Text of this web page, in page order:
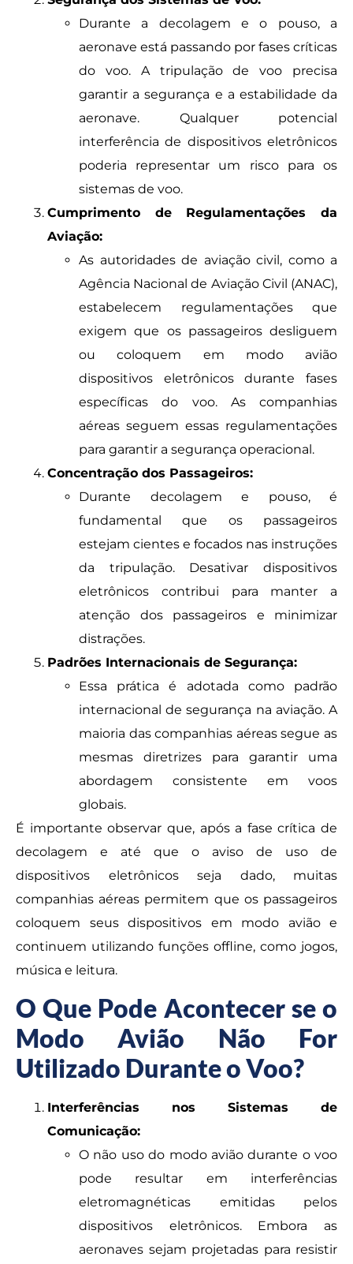
Durante a decolagem e o pouso, a
aeronave está passando por fases críticas
do voo. A tripulação de voo precisa
garantir a segurança e a estabilidade da
aeronave. Qualquer potencial
interferência de dispositivos eletrônicos
poderia representar um risco para os
sistemas de voo.
Cumprimento de Regulamentações da
Aviação:
As autoridades de aviação civil, como a
Agência Nacional de Aviação Civil (ANAC),
estabelecem regulamentações que
exigem que os passageiros desliguem
ou coloquem em modo avião
dispositivos eletrônicos durante fases
específicas do voo. As companhias
aéreas seguem essas regulamentações
para garantir a segurança operacional.
Concentração dos Passageiros:
Durante decolagem e pouso, é
fundamental que os passageiros
estejam cientes e focados nas instruções
da tripulação. Desativar dispositivos
eletrônicos contribui para manter a
atenção dos passageiros e minimizar
distrações.
Padrões Internacionais de Segurança:
Essa prática é adotada como padrão
internacional de segurança na aviação. A
maioria das companhias aéreas segue as
mesmas diretrizes para garantir uma
abordagem consistente em voos
globais.
É importante observar que, após a fase crítica de
decolagem e até que o aviso de uso de
dispositivos eletrônicos seja dado, muitas
companhias aéreas permitem que os passageiros
coloquem seus dispositivos em modo avião e
continuem utilizando funções offline, como jogos,
música e leitura.
O Que Pode Acontecer se o
Modo Avião Não For
Utilizado Durante o Voo?
Interferências nos Sistemas de
Comunicação:
O não uso do modo avião durante o voo
pode resultar em interferências
eletromagnéticas emitidas pelos
dispositivos eletrônicos. Embora as
aeronaves sejam projetadas para resistir